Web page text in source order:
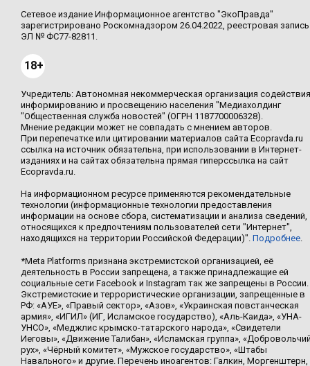
Сетевое издание Информационное агентство "ЭкоПравда"
зарегистрировано Роскомнадзором 26.04.2022, реестровая запись
ЭЛ № ФС77-82811.
18+
Учредитель: Автономная некоммерческая организация содействия
информированию и просвещению населения "Медиахолдинг
"Общественная служба новостей" (ОГРН 1187700006328).
Мнение редакции может не совпадать с мнением авторов.
При перепечатке или цитировании материалов сайта Ecopravda.ru
ссылка на источник обязательна, при использовании в Интернет-
изданиях и на сайтах обязательна прямая гиперссылка на сайт
Ecopravda.ru.
На информационном ресурсе применяются рекомендательные
технологии (информационные технологии предоставления
информации на основе сбора, систематизации и анализа сведений,
относящихся к предпочтениям пользователей сети "Интернет",
находящихся на территории Российской Федерации)". Подробнее.
*Meta Platforms признана экстремистской организацией, её
деятельность в России запрещена, а также принадлежащие ей
социальные сети Facebook и Instagram так же запрещены в России.
Экстремистские и террористические организации, запрещенные в
РФ: «АУЕ», «Правый сектор», «Азов», «Украинская повстанческая
армия», «ИГИЛ» (ИГ, Исламское государство), «Аль-Каида», «УНА-
УНСО», «Меджлис крымско-татарского народа», «Свидетели
Иеговы», «Движение Талибан», «Исламская группа»,
рух», «Чёрный комитет», «Мужское государство», «Штабы
Навального» и другие. Перечень иноагентов: Галкин, Моргенштерн,